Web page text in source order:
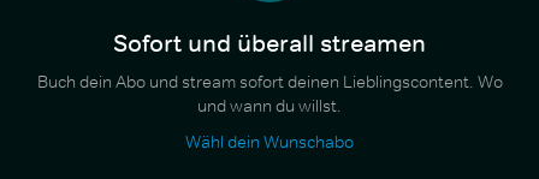
Sofort und überall streamen
Buch dein Abo und stream sofort deinen Lieblingscontent. Wo
und wann du willst.
Wähl dein Wunschabo